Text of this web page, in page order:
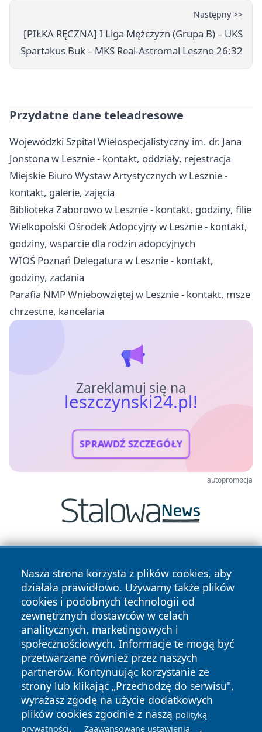
Następny >>
[PIŁKA RĘCZNA] I Liga Mężczyzn (Grupa B) – UKS
Spartakus Buk – MKS Real-Astromal Leszno 26:32
Przydatne dane teleadresowe
Wojewódzki Szpital Wielospecjalistyczny im. dr. Jana
Jonstona w Lesznie - kontakt, oddziały, rejestracja
Miejskie Biuro Wystaw Artystycznych w Lesznie -
kontakt, galerie, zajęcia
Biblioteka Zaborowo w Lesznie - kontakt, godziny, filie
Wielkopolski Ośrodek Adopcyjny w Lesznie - kontakt,
godziny, wsparcie dla rodzin adopcyjnych
WIOŚ Poznań Delegatura w Lesznie - kontakt,
godziny, zadania
Parafia NMP Wniebowziętej w Lesznie - kontakt, msze
chrzestne, kancelaria
Zareklamuj się na
leszczynski24.pl!
SPRAWDŹ SZCZEGÓŁY
autopromocja
Nasza strona korzysta z plików cookies, aby
działała prawidłowo. Używamy także plików
cookies i podobnych technologii od
zewnętrznych dostawców w celach
analitycznych, marketingowych i
społecznościowych. Informacje te mogą być
przetwarzane również przez naszych
partnerów. Kontynuując korzystanie ze
strony lub klikając „Przechodzę do serwisu",
wyrażasz zgodę na użycie dodatkowych
plików cookies zgodnie z naszą polityką
prywatności. Zaawansowane ustawienia .
Copyright © 2026 leszczynski24.pl Wszystkie prawa
zastrzeżone.
News Autorzy
Polityka
Prywatności
Polityka
Cookies